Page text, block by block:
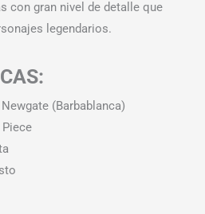
con gran nivel de detalle que
legendarios.
(Barbablanca)
Piece